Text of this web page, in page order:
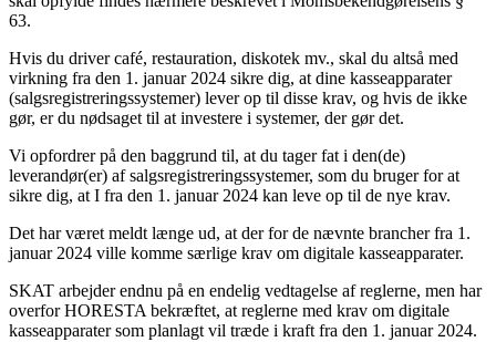
63.
Hvis du driver café, restauration, diskotek mv., skal du altså med
virkning fra den 1. januar 2024 sikre dig, at dine kasseapparater
(salgsregistreringssystemer) lever op til disse krav, og hvis de ikke
gør, er du nødsaget til at investere i systemer, der gør det.
Vi opfordrer på den baggrund til, at du tager fat i den(de)
leverandør(er) af salgsregistreringssystemer, som du bruger for at
sikre dig, at I fra den 1. januar 2024 kan leve op til de nye krav.
Det har været meldt længe ud, at der for de nævnte brancher fra 1.
januar 2024 ville komme særlige krav om digitale kasseapparater.
SKAT arbejder endnu på en endelig vedtagelse af reglerne, men har
overfor HORESTA bekræftet, at reglerne med krav om digitale
kasseapparater som planlagt vil træde i kraft fra den 1. januar 2024.